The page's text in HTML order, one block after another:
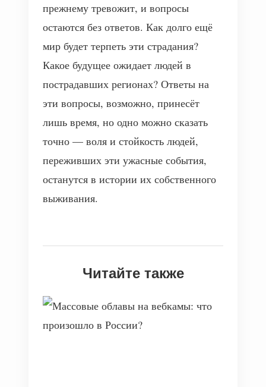
прежнему тревожит, и вопросы
остаются без ответов. Как долго ещё
мир будет терпеть эти страдания?
Какое будущее ожидает людей в
пострадавших регионах? Ответы на
эти вопросы, возможно, принесёт
лишь время, но одно можно сказать
точно — воля и стойкость людей,
переживших эти ужасные события,
останутся в истории их собственного
выживания.
Читайте также